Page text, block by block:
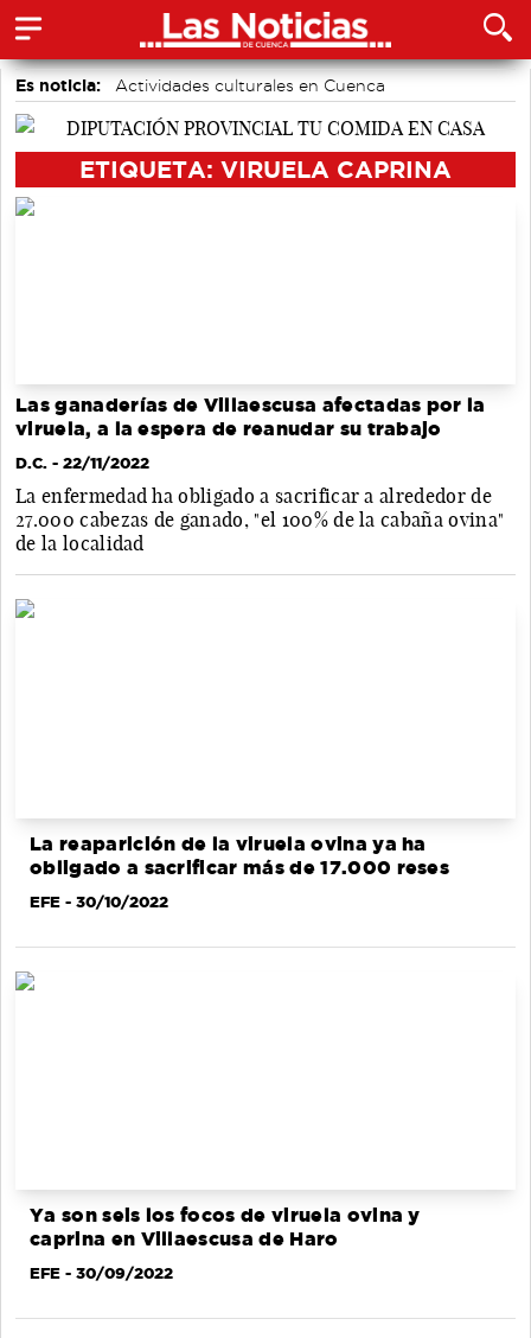
Es noticia:
Actividades culturales en Cuenca
Medio Ambiente
ETIQUETA: VIRUELA CAPRINA
Las ganaderías de Villaescusa afectadas por la
viruela, a la espera de reanudar su trabajo
D.C. - 22/11/2022
La enfermedad ha obligado a sacrificar a alrededor de
27.000 cabezas de ganado, "el 100% de la cabaña ovina"
de la localidad
La reaparición de la viruela ovina ya ha
obligado a sacrificar más de 17.000 reses
EFE - 30/10/2022
Ya son seis los focos de viruela ovina y
caprina en Villaescusa de Haro
EFE - 30/09/2022